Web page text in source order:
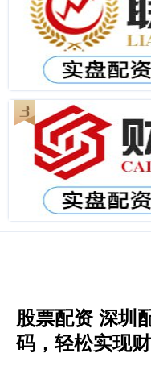
股票配资 深圳
码，轻松实现